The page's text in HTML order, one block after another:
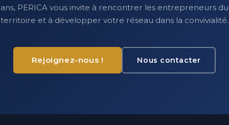
ans, PERICA vous invite à rencontrer les entrepreneurs du
territoire et à développer votre réseau dans la convivialité.
Rejoignez-nous ! Nous contacter